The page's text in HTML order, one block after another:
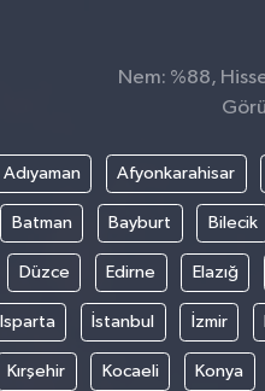
Nem: %88,
Adıyaman Afyonkarahisar
Batman Bayburt Bilecik
Düzce Edirne Elazığ
Isparta İstanbul İzmir
Kırşehir Kocaeli Konya